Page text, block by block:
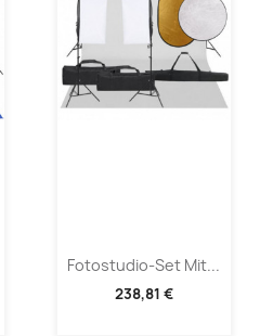
Fotostudio-Set Mit...
238,81 €